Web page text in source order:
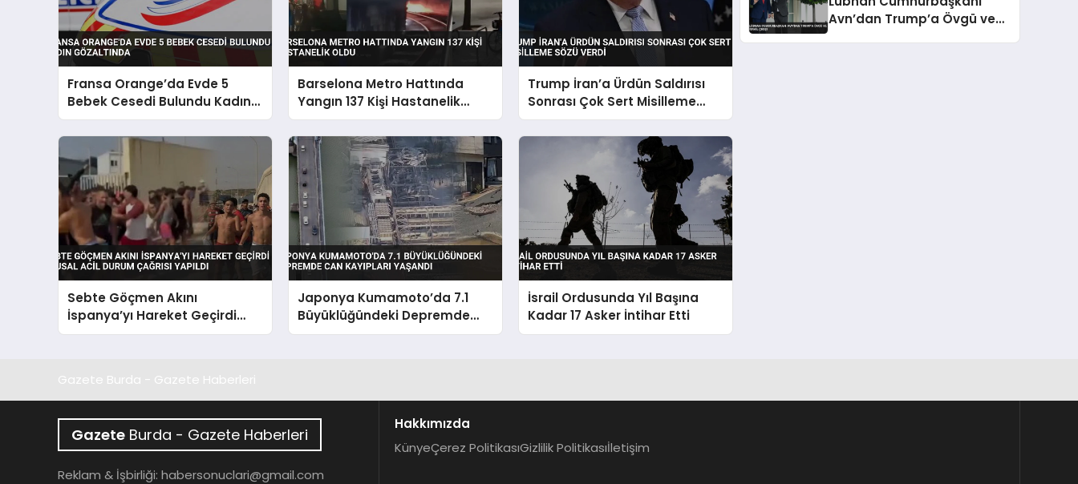
Fransa Orange’da Evde 5
Bebek Cesedi Bulundu Kadın
Gözaltında
Barselona Metro Hattında
Yangın 137 Kişi Hastanelik
Oldu
Trump İran’a Ürdün Saldırısı
Sonrası Çok Sert Misilleme
Sözü Verdi
Sebte Göçmen Akını
İspanya’yı Hareket Geçirdi
Ulusal Acil Durum Çağrısı
Japonya Kumamoto’da 7.1
Büyüklüğündeki Depremde
Can Kayıpları Yaşandı
İsrail Ordusunda Yıl Başına
Kadar 17 Asker İntihar Etti
Avn’dan Trump’a Övgü ve
Gazete Burda - Gazete Haberleri
Gazete Burda - Gazete Haberleri
Reklam & İşbirliği: habersonuclari@gmail.com
Hakkımızda
KünyeÇerez PolitikasıGizlilik Politikasıİletişim